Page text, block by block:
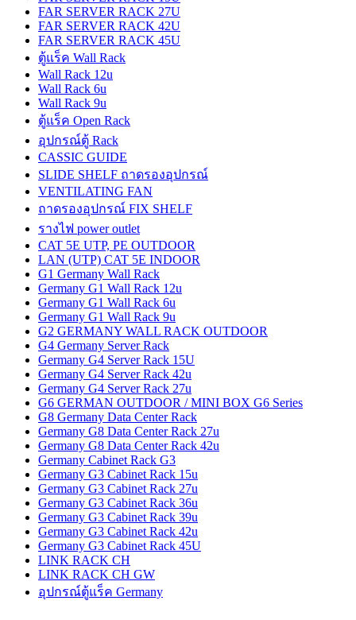
FAR SERVER RACK 27U
FAR SERVER RACK 42U
FAR SERVER RACK 45U
ตู้แร็ค Wall Rack
Wall Rack 12u
Wall Rack 6u
Wall Rack 9u
ตู้แร็ค Open Rack
อุปกรณ์ตู้ Rack
CASSIC GUIDE
SLIDE SHELF ถาดรองอุปกรณ์
VENTILATING FAN
ถาดรองอุปกรณ์ FIX SHELF
รางไฟ power outlet
CAT 5E UTP, PE OUTDOOR
LAN (UTP) CAT 5E INDOOR
G1 Germany Wall Rack
Germany G1 Wall Rack 12u
Germany G1 Wall Rack 6u
Germany G1 Wall Rack 9u
G2 GERMANY WALL RACK OUTDOOR
G4 Germany Server Rack
Germany G4 Server Rack 15U
Germany G4 Server Rack 42u
Germany G4 Server Rack 27u
G6 GERMAN OUTDOOR / MINI BOX G6 Series
G8 Germany Data Center Rack
Germany G8 Data Center Rack 27u
Germany G8 Data Center Rack 42u
Germany Cabinet Rack G3
Germany G3 Cabinet Rack 15u
Germany G3 Cabinet Rack 27u
Germany G3 Cabinet Rack 36u
Germany G3 Cabinet Rack 39u
Germany G3 Cabinet Rack 42u
Germany G3 Cabinet Rack 45U
LINK RACK CH
LINK RACK CH GW
อุปกรณ์ตู้แร็ค Germany